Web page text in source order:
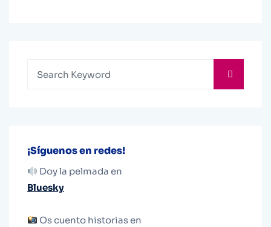
¡Síguenos en redes!
Doy la pelmada en
Bluesky
Os cuento historias en